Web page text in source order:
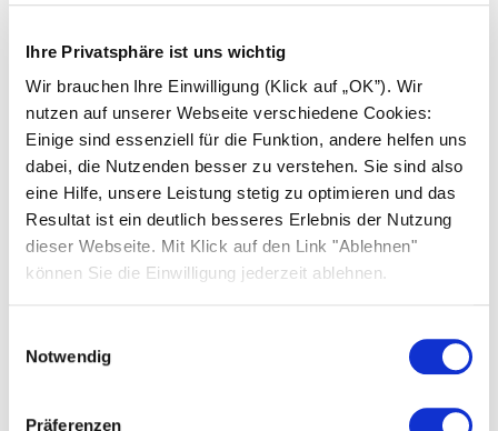
Ihre Privatsphäre ist uns wichtig
Wir brauchen Ihre Einwilligung (Klick auf „OK”). Wir
nutzen auf unserer Webseite verschiedene Cookies:
Einige sind essenziell für die Funktion, andere helfen uns
dabei, die Nutzenden besser zu verstehen. Sie sind also
eine Hilfe, unsere Leistung stetig zu optimieren und das
Resultat ist ein deutlich besseres Erlebnis der Nutzung
dieser Webseite. Mit Klick auf den Link "Ablehnen"
können Sie die Einwilligung jederzeit ablehnen.
Notwendig
Präferenzen
O LC-display S
P rot: Fehler T
nach unten:
Wert absenken
Q
blau:
WLAN/LAN
Status
U Bestätigen
R
grün:
V zurück/beenden
inklusive Erklärungen